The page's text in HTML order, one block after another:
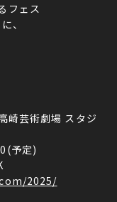
フェス
、
崎芸術劇場 スタジ
予定)
2025/